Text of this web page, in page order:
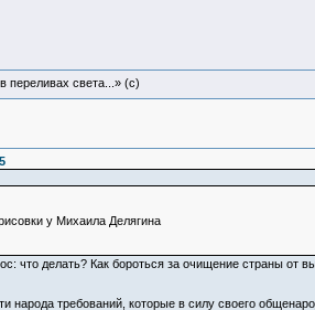
переливах света...» (c)
у Михаила Делягина
что делать? Как бороться за очищение страны от
требований, которые в силу своего